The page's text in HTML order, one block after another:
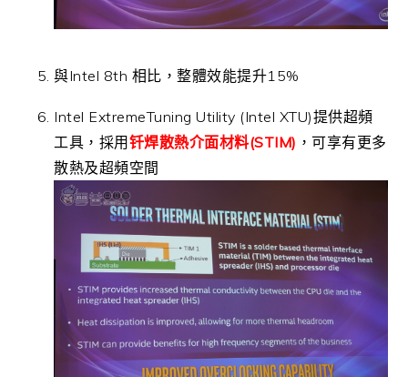
與Intel 8th 相比，整體效能提升15%
Intel ExtremeTuning Utility (Intel XTU)提供超頻
工具，採用 钎焊散熱介面材料(STIM) ，可享有更多
散熱及超頻空間